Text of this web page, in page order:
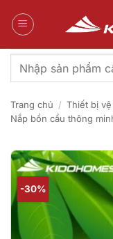
qua
Tìm
kiếm:
Trang chủ / Thiết bị
Nắp bồn cầu thông
-30%